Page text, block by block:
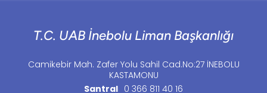
T.C. UAB İnebolu Liman Başkanlığı
Camikebir Mah. Zafer Yolu Sahil Cad.No:27 İNEBOLU
KASTAMONU
Santral 0 366 811 40 16